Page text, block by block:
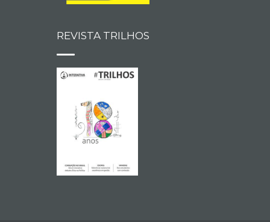
REVISTA TRILHOS